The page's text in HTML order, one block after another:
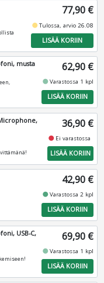
77,90 €
fiber_manual_recordTulossa, arvio 26.08
LISÄÄ KORIIN
musta 62,90 €
fiber_manual_recordVarastossa 1 kpl
LISÄÄ KORIIN
36,90 €
fiber_manual_record Ei varastossa
LISÄÄ KORIIN
42,90 €
fiber_manual_recordVarastossa 2 kpl
LISÄÄ KORIIN
USB-C,
69,90 €
fiber_manual_recordVarastossa 1 kpl
LISÄÄ KORIIN